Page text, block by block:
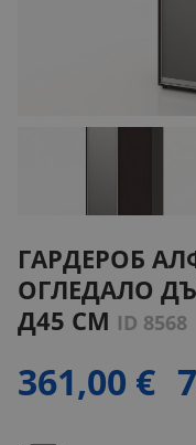
ГАРДЕРОБ
ОГЛЕДАЛО
Д45 СМ ID 8568
361,00 €